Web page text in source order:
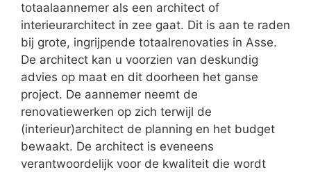
totaalaannemer als een architect of
interieurarchitect in zee gaat. Dit is aan te raden
bij grote, ingrijpende totaalrenovaties in Asse.
De architect kan u voorzien van deskundig
advies op maat en dit doorheen het ganse
project. De aannemer neemt de
renovatiewerken op zich terwijl de
(interieur)architect de planning en het budget
bewaakt. De architect is eveneens
verantwoordelijk voor de kwaliteit die wordt